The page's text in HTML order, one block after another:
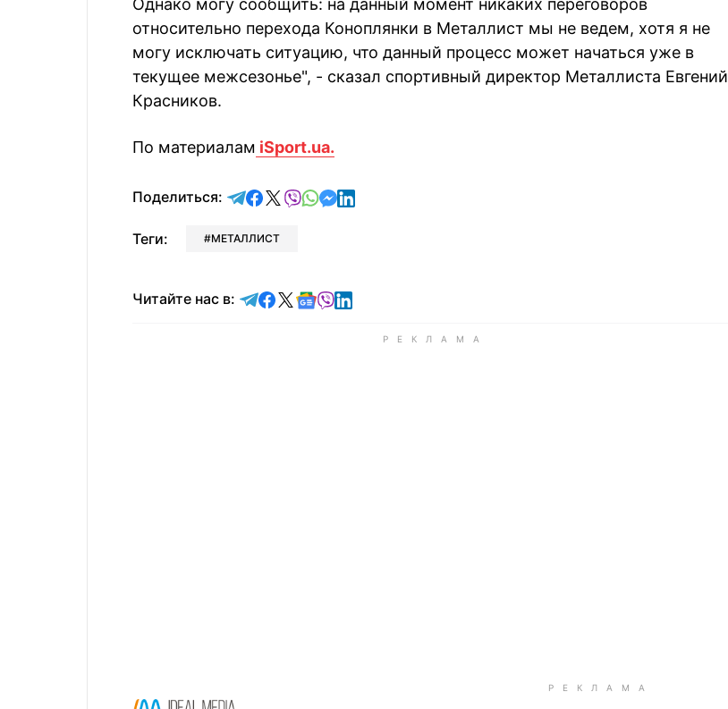
Однако могу сообщить: на данный момент никаких переговоров
относительно перехода Коноплянки в Металлист мы не ведем, хотя я не
могу исключать ситуацию, что данный процесс может начаться уже в
текущее межсезонье", - сказал спортивный директор Металлиста Евгений
Красников.
По материалам iSport.ua.
Поделиться: отправить в Telegram
поделиться в Facebook
поделиться в X
отправить в Viber
отправить в Whatsapp
отправить в Messenger
отправить в LinkedIn
Теги: МЕТАЛЛИСТ
Читайте нас в: Читайте в Telegram
Читайте в Facebook
Читайте в X
Читайте в Google news
Читайте в Viber
Читайте в LinkedIn